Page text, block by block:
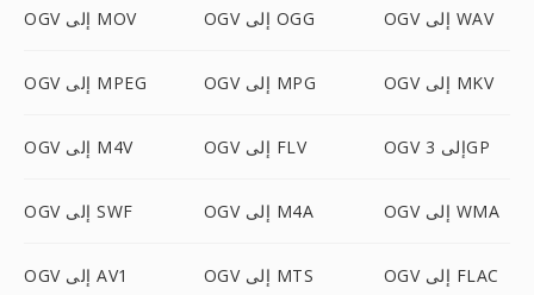
OGV إلى MOV OGV إلى OGG OGV إلى WAV
OGV إلى MPEG OGV إلى MPG OGV إلى MKV
OGV إلى M4V OGV إلى FLV OGV إلى 3GP
OGV إلى SWF OGV إلى M4A OGV إلى WMA
OGV إلى AV1 OGV إلى MTS OGV إلى FLAC